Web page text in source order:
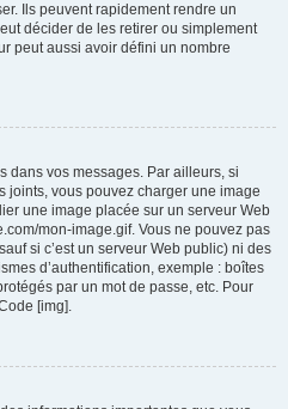
Ils peuvent rapidement rendre un
décider de les retirer ou simplement
peut aussi avoir défini un nombre
dans vos messages. Par ailleurs, si
joints, vous pouvez charger une image
une image placée sur un serveur Web
mon-image.gif. Vous ne pouvez pas
si c’est un serveur Web public) ni des
d’authentification, exemple : boîtes
par un mot de passe, etc. Pour
[img].